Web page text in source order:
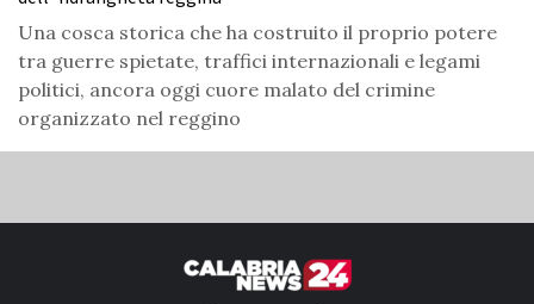
Una cosca storica che ha costruito il proprio potere
tra guerre spietate, traffici internazionali e legami
politici, ancora oggi cuore malato del crimine
organizzato nel reggino